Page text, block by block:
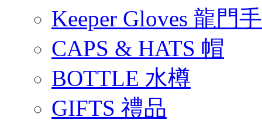
Keeper Gloves 龍門
CAPS & HATS 帽
BOTTLE 水樽
GIFTS 禮品